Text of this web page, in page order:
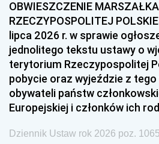
OBWIESZCZENIE
RZECZYPOSPOLITEJ
lipca 2026 r. w sprawie
jednolitego tekstu ustawy o
terytorium Rzeczypospolitej
pobycie oraz wyjeździe z
obywateli państw
Europejskiej i członków ich
Dziennik Ustaw rok 2026 poz. 1065